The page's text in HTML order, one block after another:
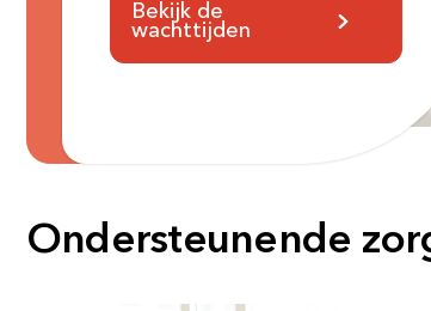
Bekijk de
wachttijden
Ondersteunende